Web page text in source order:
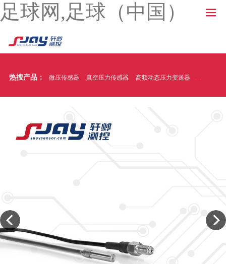
足球网,足球（中国）
热搜产品： 微压传感器 真空压力传感器 高频动态压力变送器 温压一体